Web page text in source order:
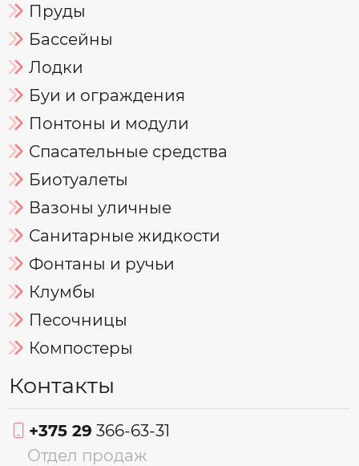
Пруды
Бассейны
Лодки
Буи и ограждения
Понтоны и модули
Спасательные средства
Биотуалеты
Вазоны уличные
Санитарные жидкости
Фонтаны и ручьи
Клумбы
Песочницы
Компостеры
Контакты
+375 29 366-63-31
Отдел продаж